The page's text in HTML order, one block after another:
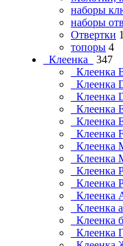
наборы
наборы
Отвертки
топоры 4
Клеенка
347
Клеенка
Клеенка
Клеенка
Клеенка
Клеенка
Клеенка
Клеенка
Клеенка
Клеенка
Клеенка
Клеенка
Клеенка
Клеенка